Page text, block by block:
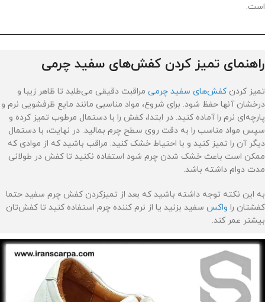
است.
راهنمای تمیز کردن کفش‌های سفید چرمی
تمیز کردنکفش‌های سفید چرمی مراقبت دقیقی می‌طلبد تا ظاهر زیبا و
درخشان آنها حفظ شود. برای شروع، مواد مناسبی مانند مایع ظرفشویی نرم و
پارچه‌ای نرم را آماده کنید. در ابتدا، کفش را با دستمال مرطوب تمیز کرده و
سپس مواد مناسب را به دقت روی سطح چرم بمالید. در نهایت، با دستمال
دیگر آن را تمیز کنید و با احتیاط خشک کنید. مراقب باشید که از موادی که
ممکن است باعث خشک شدن چرم شود استفاده نکنید تا کفش در طولانی
مدت دوام داشته باشد.
به این نکته توجه داشته باشید که بعد از تمیزکردن کفش چرم سفید حتما
کفشتان را واکس سفید بزنید یا از نرم کننده چرم استفاده کنید تا کفش‌تان
بیشتر عمر کند.